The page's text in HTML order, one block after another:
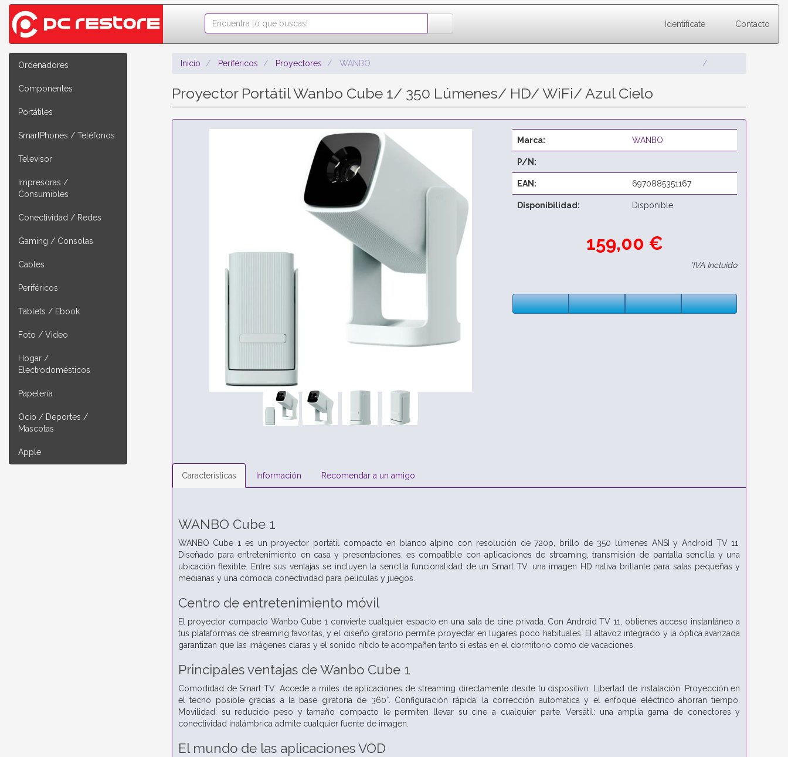
Identifícate Contacto
Ordenadores
Componentes
Portátiles
SmartPhones / Teléfonos
Televisor
Impresoras /
Consumibles
Conectividad / Redes
Gaming / Consolas
Cables
Periféricos
Tablets / Ebook
Foto / Video
Hogar /
Electrodomésticos
Papelería
Ocio / Deportes /
Mascotas
Apple
Inicio Periféricos Proyectores WANBO
Proyector Portátil Wanbo Cube 1/ 350 Lúmenes/ HD/ WiFi/ Azul Cielo
Marca: WANBO
P/N:
EAN: 6970885351167
Disponibilidad: Disponible
159,00 €
*IVA Incluido
Características Información Recomendar a un amigo
WANBO Cube 1
WANBO Cube 1 es un proyector portátil compacto en blanco alpino con resolución de 720p, brillo de 350 lúmenes ANSI y Android TV 11.
Diseñado para entretenimiento en casa y presentaciones, es compatible con aplicaciones de streaming, transmisión de pantalla sencilla y una
ubicación flexible. Entre sus ventajas se incluyen la sencilla funcionalidad de un Smart TV, una imagen HD nativa brillante para salas pequeñas y
medianas y una cómoda conectividad para películas y juegos.
Centro de entretenimiento móvil
El proyector compacto Wanbo Cube 1 convierte cualquier espacio en una sala de cine privada. Con Android TV 11, obtienes acceso instantáneo a
tus plataformas de streaming favoritas, y el diseño giratorio permite proyectar en lugares poco habituales. El altavoz integrado y la óptica avanzada
garantizan que las imágenes claras y el sonido nítido te acompañen tanto si estás en el dormitorio como de vacaciones.
Principales ventajas de Wanbo Cube 1
Comodidad de Smart TV: Accede a miles de aplicaciones de streaming directamente desde tu dispositivo. Libertad de instalación: Proyección en
el techo posible gracias a la base giratoria de 360°. Configuración rápida: la corrección automática y el enfoque eléctrico ahorran tiempo.
Movilidad: su reducido peso y tamaño compacto le permiten llevar su cine a cualquier parte. Versátil: una amplia gama de conectores y
conectividad inalámbrica admite cualquier fuente de imagen.
El mundo de las aplicaciones VOD